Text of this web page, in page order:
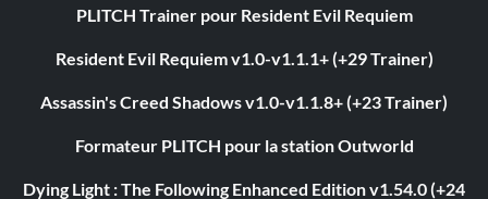
PLITCH Trainer pour Resident Evil Requiem
Resident Evil Requiem v1.0-v1.1.1+ (+29 Trainer)
Assassin's Creed Shadows v1.0-v1.1.8+ (+23 Trainer)
Formateur PLITCH pour la station Outworld
Dying Light : The Following Enhanced Edition v1.54.0 (+24